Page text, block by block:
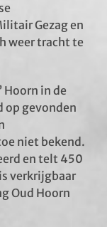
Gezag en
weer tracht te
Hoorn in de
op gevonden
niet bekend.
en telt 450
verkrijgbaar
Oud Hoorn